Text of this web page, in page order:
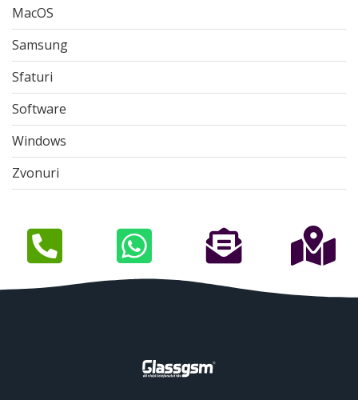
MacOS
Samsung
Sfaturi
Software
Windows
Zvonuri